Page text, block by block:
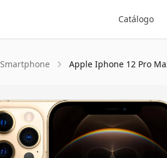
Catálogo
Smartphone Apple Iphone 12 Pro